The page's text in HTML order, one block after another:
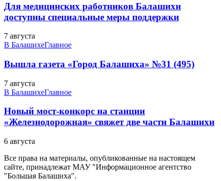
Для медицинских работников Балашихи
доступны специальные меры поддержки
7 августа
В БалашихеГлавное
Вышла газета «Город Балашиха» №31 (495)
7 августа
В БалашихеГлавное
Новый мост-конкорс на станции
«Железнодорожная» свяжет две части Балашихи
6 августа
Все права на материалы, опубликованные на настоящем
сайте, принадлежат МАУ "Информационное агентство
"Большая Балашиха".